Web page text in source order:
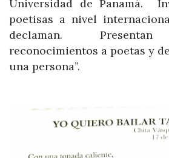
Universidad de Panamá.
poetisas a nivel
declaman.
reconocimientos a poetas y
una persona”.